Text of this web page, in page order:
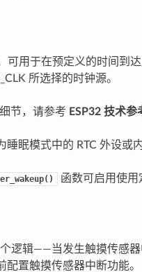
可用于在预定义的时间到
所选择的时钟源。
节，请参考 ESP32 技术参
眠模式中的 RTC 外设或
函数可启用使用
个逻辑——当发生触摸传感
置触摸传感器中断功能。